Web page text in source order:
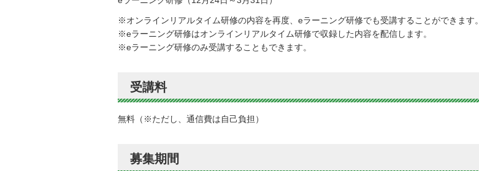
※オンラインリアルタイム研修の内容を再度、eラーニング研修でも受講することができます。
※eラーニング研修はオンラインリアルタイム研修で収録した内容を配信します。
※eラーニング研修のみ受講することもできます。
受講料
無料（※ただし、通信費は自己負担）
募集期間